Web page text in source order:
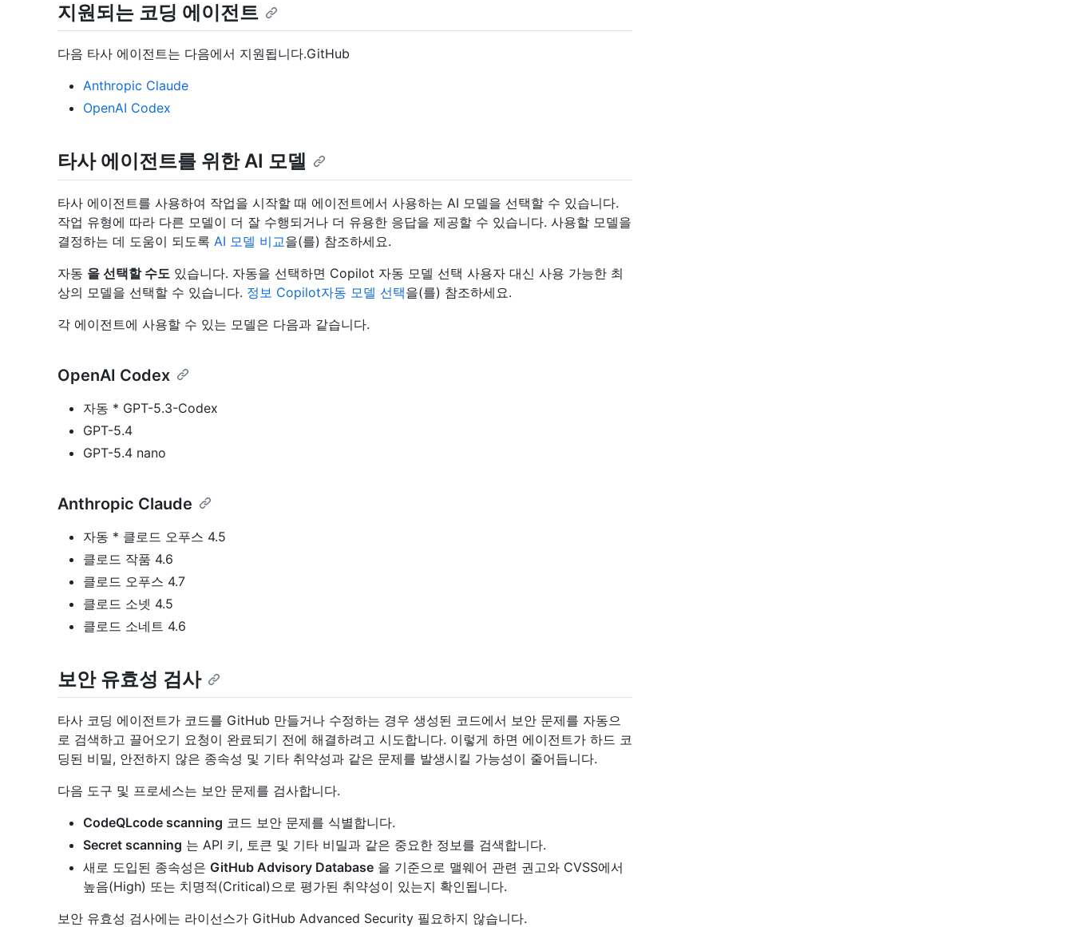
지원되는 코딩 에이전트
다음 타사 에이전트는 다음에서 지원됩니다.GitHub
Anthropic Claude
OpenAI Codex
타사 에이전트를 위한 AI 모델
타사 에이전트를 사용하여 작업을 시작할 때 에이전트에서 사용하는 AI 모델을 선택할 수 있습니다.
작업 유형에 따라 다른 모델이 더 잘 수행되거나 더 유용한 응답을 제공할 수 있습니다. 사용할 모델을
결정하는 데 도움이 되도록 AI 모델 비교을(를) 참조하세요.
자동 을 선택할 수도 있습니다. 자동을 선택하면 Copilot 자동 모델 선택 사용자 대신 사용 가능한 최
상의 모델을 선택할 수 있습니다. 정보 Copilot자동 모델 선택을(를) 참조하세요.
각 에이전트에 사용할 수 있는 모델은 다음과 같습니다.
OpenAI Codex
자동 * GPT-5.3-Codex
GPT-5.4
GPT-5.4 nano
Anthropic Claude
자동 * 클로드 오푸스 4.5
클로드 작품 4.6
클로드 오푸스 4.7
클로드 소넷 4.5
클로드 소네트 4.6
보안 유효성 검사
타사 코딩 에이전트가 코드를 GitHub 만들거나 수정하는 경우 생성된 코드에서 보안 문제를 자동으
로 검색하고 끌어오기 요청이 완료되기 전에 해결하려고 시도합니다. 이렇게 하면 에이전트가 하드 코
딩된 비밀, 안전하지 않은 종속성 및 기타 취약성과 같은 문제를 발생시킬 가능성이 줄어듭니다.
다음 도구 및 프로세스는 보안 문제를 검사합니다.
CodeQLcode scanning 코드 보안 문제를 식별합니다.
Secret scanning 는 API 키, 토큰 및 기타 비밀과 같은 중요한 정보를 검색합니다.
새로 도입된 종속성은 GitHub Advisory Database 을 기준으로 맬웨어 관련 권고와 CVSS에서
높음(High) 또는 치명적(Critical)으로 평가된 취약성이 있는지 확인됩니다.
보안 유효성 검사에는 라이선스가 GitHub Advanced Security 필요하지 않습니다.